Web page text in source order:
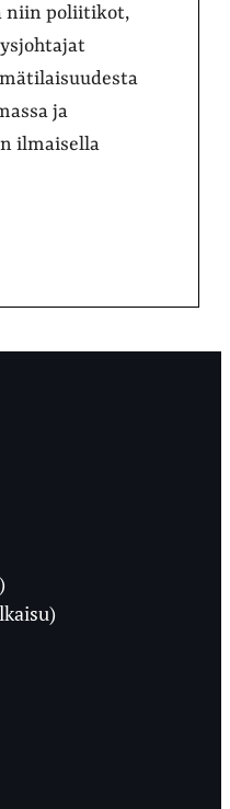
niin poliitikot,
ja
ilmaisella